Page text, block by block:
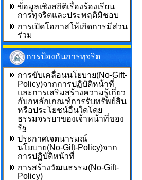
ข้อมูลเชิงสถิติเรื่องร้องเรียน
การทุจริตและประพฤติมิชอบ
การเปิดโอกาสให้เกิดการมีส่วน
ร่วม
การป้องกันการทุจริต
การขับเคลื่อนนโยบาย(No-Gift-
Policy)จากการปฏิบัติหน้าที่
และการเสริมสร้างความรู้เกี่ยว
กับกหลักเกณฑ์การรับทรัพย์สิน
หรือประโยชน์อื่นใดโดย
ธรรมจรรยาของเจ้าหน้าที่ของ
รัฐ
ประกาศเจตนารมณ์
นโยบาย(No-Gift-Policy)จาก
การปฏิบัติหน้าที่
การสร้างวัฒนธรรม(No-Gift-
Policy)